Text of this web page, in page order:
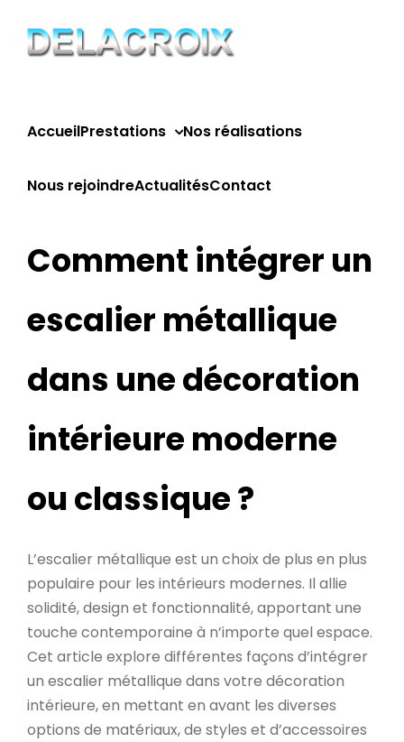
contenu
AccueilPrestations Nos réalisations
Nous rejoindreActualitésContact
Comment intégrer un
escalier métallique
dans une décoration
intérieure moderne
ou classique ?
L’escalier métallique est un choix de plus en plus
populaire pour les intérieurs modernes. Il allie
solidité, design et fonctionnalité, apportant une
touche contemporaine à n’importe quel espace.
Cet article explore différentes façons d’intégrer
un escalier métallique dans votre décoration
intérieure, en mettant en avant les diverses
options de matériaux, de styles et d’accessoires